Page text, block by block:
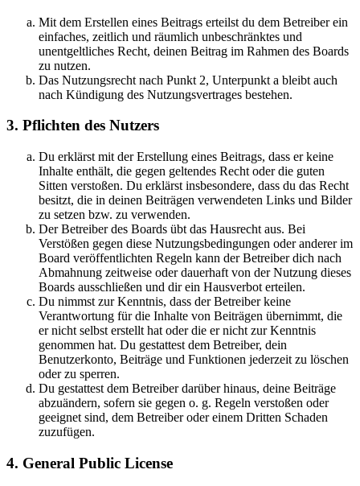
Mit dem Erstellen eines Beitrags erteilst du dem Betreiber ein
einfaches, zeitlich und räumlich unbeschränktes und
unentgeltliches Recht, deinen Beitrag im Rahmen des Boards
zu nutzen.
Das Nutzungsrecht nach Punkt 2, Unterpunkt a bleibt auch
nach Kündigung des Nutzungsvertrages bestehen.
3. Pflichten des Nutzers
Du erklärst mit der Erstellung eines Beitrags, dass er keine
Inhalte enthält, die gegen geltendes Recht oder die guten
Sitten verstoßen. Du erklärst insbesondere, dass du das Recht
besitzt, die in deinen Beiträgen verwendeten Links und Bilder
zu setzen bzw. zu verwenden.
Der Betreiber des Boards übt das Hausrecht aus. Bei
Verstößen gegen diese Nutzungsbedingungen oder anderer im
Board veröffentlichten Regeln kann der Betreiber dich nach
Abmahnung zeitweise oder dauerhaft von der Nutzung dieses
Boards ausschließen und dir ein Hausverbot erteilen.
Du nimmst zur Kenntnis, dass der Betreiber keine
Verantwortung für die Inhalte von Beiträgen übernimmt, die
er nicht selbst erstellt hat oder die er nicht zur Kenntnis
genommen hat. Du gestattest dem Betreiber, dein
Benutzerkonto, Beiträge und Funktionen jederzeit zu löschen
oder zu sperren.
Du gestattest dem Betreiber darüber hinaus, deine Beiträge
abzuändern, sofern sie gegen o. g. Regeln verstoßen oder
geeignet sind, dem Betreiber oder einem Dritten Schaden
zuzufügen.
4. General Public License